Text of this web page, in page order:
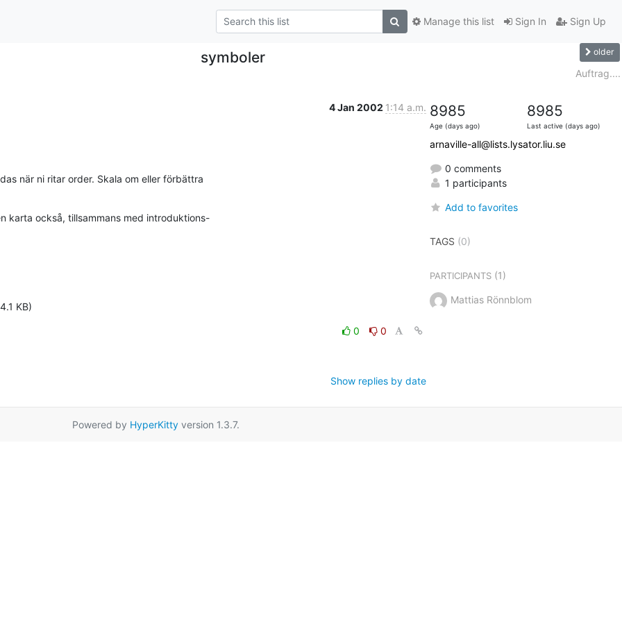
Sign In Sign Up
Manage this list
symboler older
Auftrag....
4 Jan 2002 1:14 a.m.
när ni ritar order. Skala om eller förbättra
karta också, tillsammans med introduktions-
KB)
0
0
Show replies by date
8985
Age (days ago)
8985
Last active (days ago)
arnaville-all@lists.lysator.liu.se
0 comments
1 participants
Add to favorites
TAGS (0)
PARTICIPANTS(1)
Mattias Rönnblom
Powered by HyperKittyversion 1.3.7.